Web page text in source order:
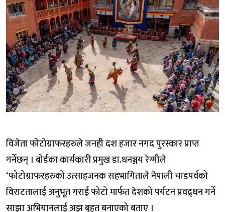
विजेता फोटोग्राफरहरुले जनही दश हजार नगद पुरस्कार प्राप्त
गर्नेछन् । बोर्डका कार्यकारी प्रमुख डा.धनञ्जय रेग्मीले
‘फोटोग्राफरहरुको उत्साहजनक सहभागिताले नेपाली चाडपर्वको
विराटतालाई अनुभूत गराई फोटो मार्फत देशको पर्यटन प्रवद्र्धन गर्ने
साझा अभियानलाई अझ बृहत बनाएको बताए ।